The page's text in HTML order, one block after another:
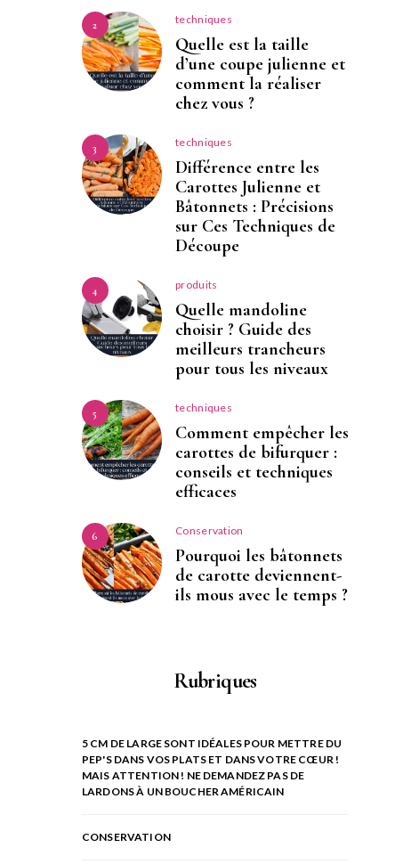
2 techniques
Quelle est la taille
d’une coupe julienne et
comment la réaliser
chez vous ?
3 techniques
Différence entre les
Carottes Julienne et
Bâtonnets : Précisions
sur Ces Techniques de
Découpe
4 produits
Quelle mandoline
choisir ? Guide des
meilleurs trancheurs
pour tous les niveaux
5 techniques
Comment empêcher les
carottes de bifurquer :
conseils et techniques
efficaces
6 Conservation
Pourquoi les bâtonnets
de carotte deviennent-
ils mous avec le temps ?
Rubriques
5 CM DE LARGE SONT IDÉALES POUR METTRE DU
PEP'S DANS VOS PLATS ET DANS VOTRE CŒUR !
MAIS ATTENTION ! NE DEMANDEZ PAS DE
LARDONS À UN BOUCHER AMÉRICAIN
CONSERVATION